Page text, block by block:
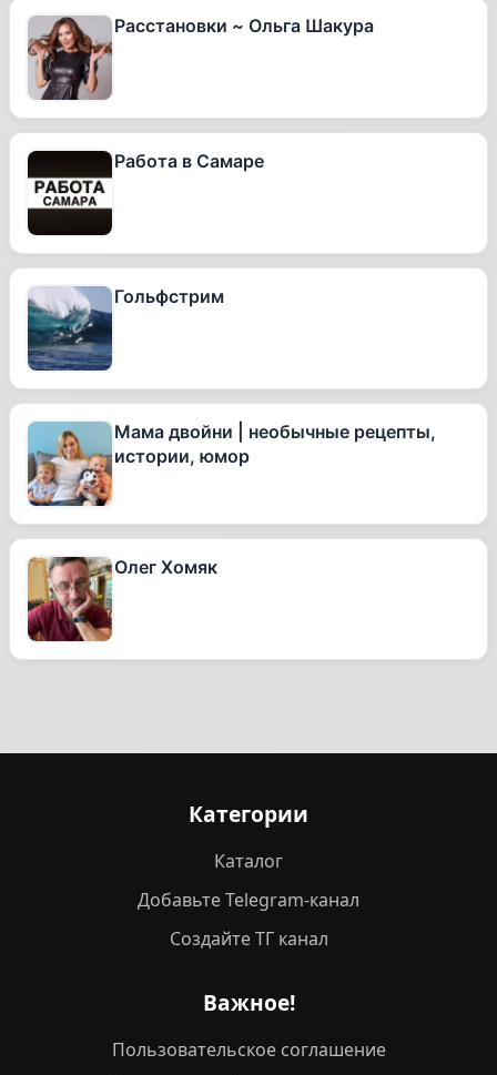
Расстановки ~ Ольга Шакура
Работа в Самаре
Гольфстрим
Мама двойни | необычные рецепты,
истории, юмор
Олег Хомяк
Категории
Каталог
Добавьте Telegram-канал
Создайте ТГ канал
Важное!
Пользовательское соглашение